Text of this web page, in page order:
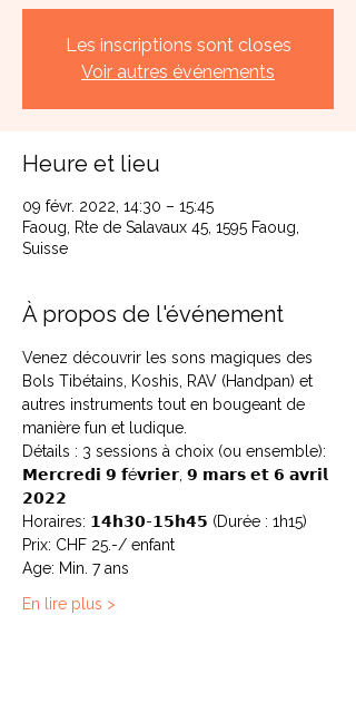
Les inscriptions sont closes
Voir autres événements
Heure et lieu
09 févr. 2022, 14:30 – 15:45
Faoug, Rte de Salavaux 45, 1595 Faoug,
Suisse
À propos de l'événement
Venez découvrir les sons magiques des
Bols Tibétains, Koshis, RAV (Handpan) et
autres instruments tout en bougeant de
manière fun et ludique.
Détails : 3 sessions à choix (ou ensemble):
𝗠𝗲𝗿𝗰𝗿𝗲𝗱𝗶 𝟵 𝗳é𝘃𝗿𝗶𝗲𝗿, 𝟵 𝗺𝗮𝗿𝘀 𝗲𝘁 𝟲 𝗮𝘃𝗿𝗶𝗹
𝟮𝟬𝟮𝟮
Horaires: 𝟭𝟰𝗵𝟯𝟬-𝟭𝟱𝗵𝟰𝟱 (Durée : 1h15)
Prix: CHF 25.-/ enfant
Age: Min. 7 ans
En lire plus >